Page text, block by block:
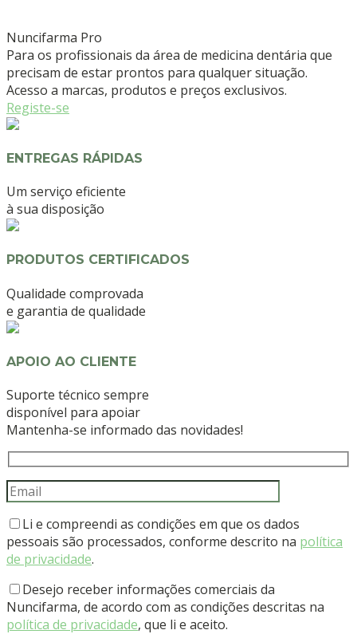
Nuncifarma Pro
Para os profissionais da área de medicina dentária que
precisam de estar prontos para qualquer situação.
Acesso a marcas, produtos e preços exclusivos.
Registe-se
ENTREGAS RÁPIDAS
Um serviço eficiente
à sua disposição
PRODUTOS CERTIFICADOS
Qualidade comprovada
e garantia de qualidade
APOIO AO CLIENTE
Suporte técnico sempre
disponível para apoiar
Mantenha-se informado das novidades!
Li e compreendi as condições em que os dados
pessoais são processados, conforme descrito na política
de privacidade.
Desejo receber informações comerciais da
Nuncifarma, de acordo com as condições descritas na
política de privacidade, que li e aceito.